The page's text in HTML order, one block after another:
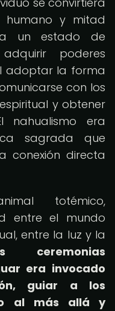
y mitad
un estado de
poderes
adoptar la forma
con los
y obtener
nahualismo era
sagrada que
conexión directa
totémico,
entre el mundo
entre la luz y la
ceremonias
era invocado
guiar a los
al más allá y